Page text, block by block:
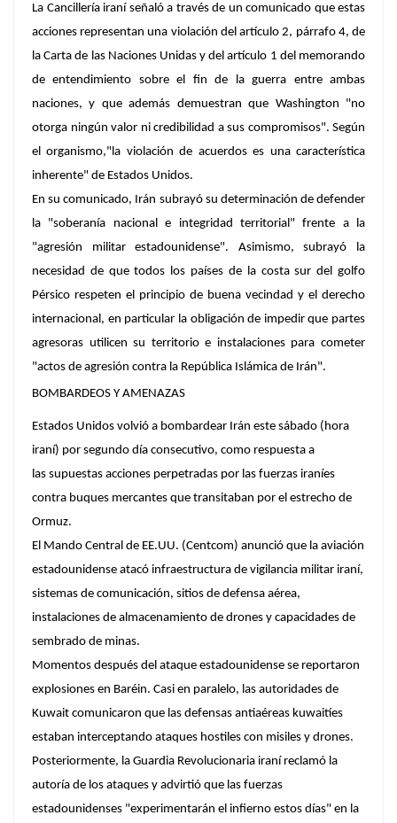
La Cancillería iraní señaló a través de un comunicado que estas
acciones representan una violación del artículo 2, párrafo 4, de
la Carta de las Naciones Unidas y del artículo 1 del memorando
de entendimiento sobre el fin de la guerra entre ambas
naciones, y que además demuestran que Washington "no
otorga ningún valor ni credibilidad a sus compromisos". Según
el organismo,"la violación de acuerdos es una característica
inherente" de Estados Unidos.
En su comunicado, Irán subrayó su determinación de defender
la "soberanía nacional e integridad territorial" frente a la
"agresión militar estadounidense". Asimismo, subrayó la
necesidad de que todos los países de la costa sur del golfo
Pérsico respeten el principio de buena vecindad y el derecho
internacional , en particular la obligación de impedir que partes
agresoras utilicen su territorio e instalaciones para cometer
"actos de agresión contra la República Islámica de Irán".
BOMBARDEOS Y AMENAZAS
Estados Unidos volvió a bombardear Irán este sábado (hora
iraní) por segundo día consecutivo, como respuesta a
las supuestas acciones perpetradas por las fuerzas iraníes
contra buques mercantes que transitaban por el estrecho de
Ormuz.
El Mando Central de EE.UU. (Centcom) anunció que la aviación
estadounidense atacó infraestructura de vigilancia militar iraní,
sistemas de comunicación, sitios de defensa aérea,
instalaciones de almacenamiento de drones y capacidades de
sembrado de minas.
Momentos después del ataque estadounidense se reportaron
explosiones en Baréin. Casi en paralelo, las autoridades de
Kuwait comunicaron que las defensas antiaéreas kuwaitíes
estaban interceptando ataques hostiles con misiles y drones.
Posteriormente, la Guardia Revolucionaria iraní reclamó la
autoría de los ataques y advirtió que las fuerzas
estadounidenses "experimentarán el infierno estos días" en la